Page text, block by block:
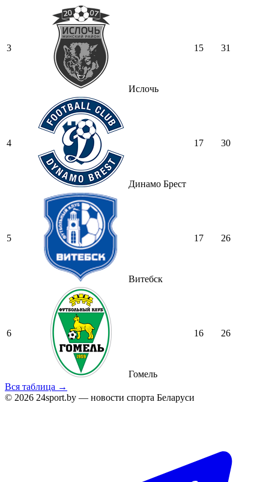
3
Ислочь
15 31
4
Динамо Брест
17 30
5
Витебск
17 26
6
Гомель
16 26
Вся таблица →
© 2026 24sport.by — новости спорта Беларуси